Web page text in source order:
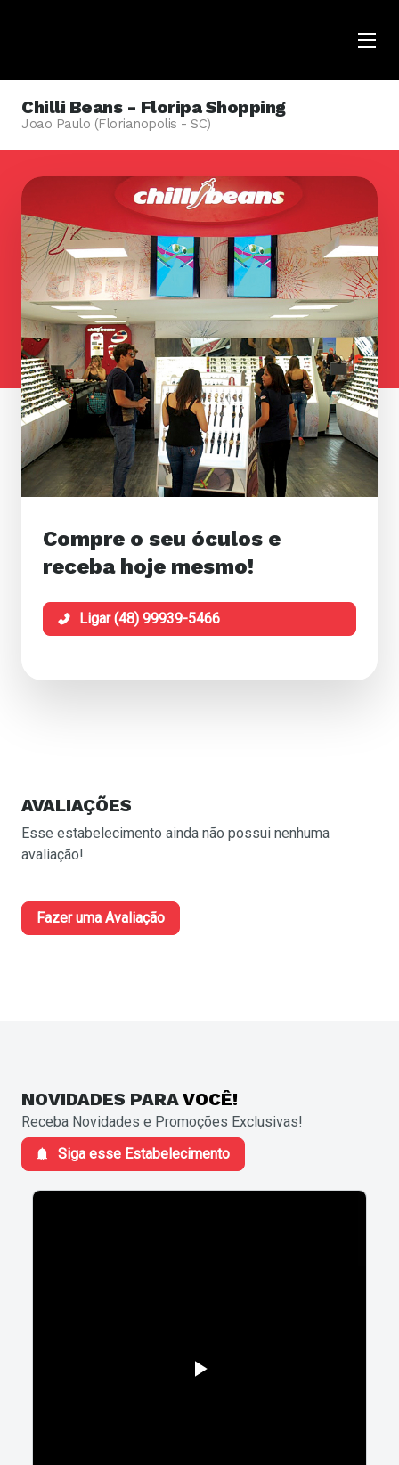
Menu
Chilli Beans - Floripa Shopping
Joao Paulo (Florianopolis - SC)
Compre o seu óculos e
receba hoje mesmo!
Ligar (48) 99939-5466
AVALIAÇÕES
Esse estabelecimento ainda não possui nenhuma
avaliação!
Fazer uma Avaliação
NOVIDADES PARAVOCÊ!
Receba Novidades e Promoções Exclusivas!
Siga esse Estabelecimento